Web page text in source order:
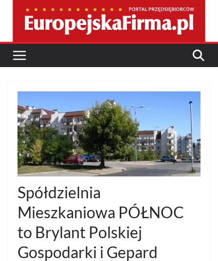
Spółdzielnia
Mieszkaniowa PÓŁNOC
to Brylant Polskiej
Gospodarki i Gepard